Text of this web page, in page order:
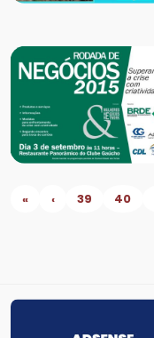
« ‹ 39 40